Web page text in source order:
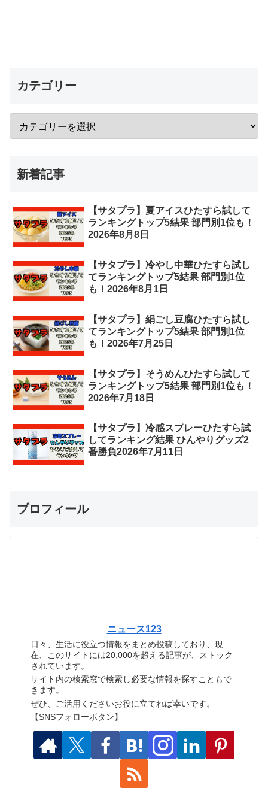
カテゴリー
新着記事
【サタプラ】夏アイスひたすら試して
ランキングトップ5結果 部門別1位も！
2026年8月8日
【サタプラ】冷やし中華ひたすら試し
てランキングトップ5結果 部門別1位
も！2026年8月1日
【サタプラ】絹ごし豆腐ひたすら試し
てランキングトップ5結果 部門別1位
も！2026年7月25日
【サタプラ】そうめんひたすら試して
ランキングトップ5結果 部門別1位も！
2026年7月18日
【サタプラ】冷感スプレーひたすら試
してランキング結果 ひんやりグッズ2
番勝負2026年7月11日
プロフィール
ニュース123
日々、生活に役立つ情報をまとめ投稿しており、現
在、このサイトには20,000を超える記事が、ストック
されています。
サイト内の検索窓で検索し必要な情報を探すこともで
きます。
ぜひ、ご活用くださいお役に立てれば幸いです。
【SNSフォローボタン】